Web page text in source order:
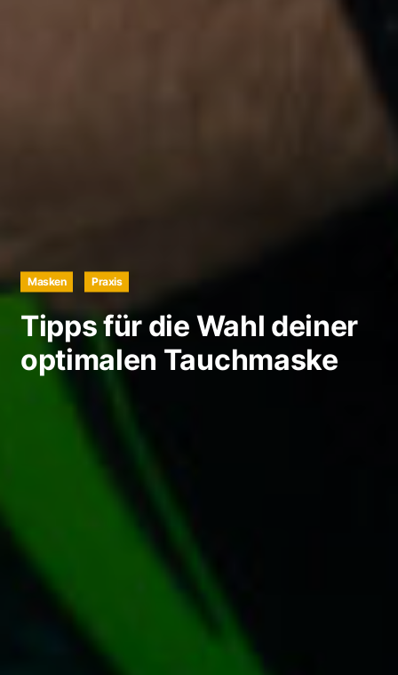
Masken Praxis
Tipps für die Wahl deiner
optimalen Tauchmaske